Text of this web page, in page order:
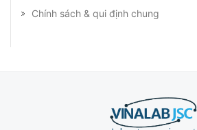
Chính sách & qui định chung